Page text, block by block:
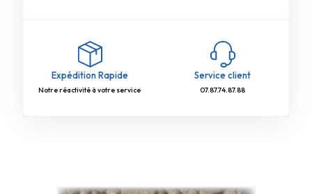
Expédition Rapide
Notre réactivité à votre service
Service client
07.87.74.87.88